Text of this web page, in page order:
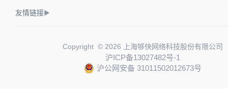
友情链接▶
Copyright © 2026 上海够快网络科技股份有限公司
沪ICP备13027482号-1
沪公网安备 31011502012673号